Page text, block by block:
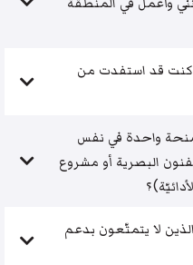
كنت قد استفدت من
واحدة في نفس
البصرية أو مشروع
لا يتمتّعون بدعم